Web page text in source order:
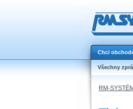
Chci
Všechny
RM-